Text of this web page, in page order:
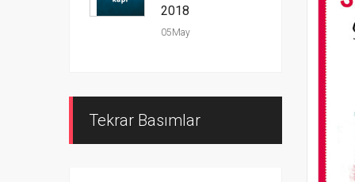
2018
05May
Tekrar Basımlar